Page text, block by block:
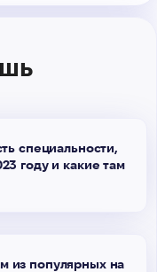
специальности,
году и какие там
из популярных на